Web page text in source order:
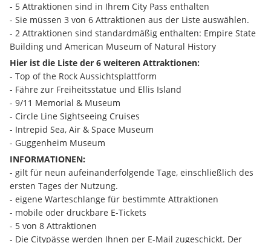
- 5 Attraktionen sind in Ihrem City Pass enthalten
- Sie müssen 3 von 6 Attraktionen aus der Liste auswählen.
- 2 Attraktionen sind standardmäßig enthalten: Empire State
Building und American Museum of Natural History
Hier ist die Liste der 6 weiteren Attraktionen:
- Top of the Rock Aussichtsplattform
- Fähre zur Freiheitsstatue und Ellis Island
- 9/11 Memorial & Museum
- Circle Line Sightseeing Cruises
- Intrepid Sea, Air & Space Museum
- Guggenheim Museum
INFORMATIONEN:
- gilt für neun aufeinanderfolgende Tage, einschließlich des
ersten Tages der Nutzung.
- eigene Warteschlange für bestimmte Attraktionen
- mobile oder druckbare E-Tickets
- 5 von 8 Attraktionen
- Die Citypässe werden Ihnen per E-Mail zugeschickt. Der